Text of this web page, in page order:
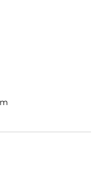
bewahrt das
transparenten
sichtbar,
Genieße den
Erscheinungsbild